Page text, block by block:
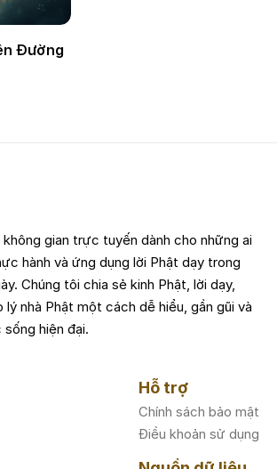
Đường
gian trực tuyến dành cho những ai
hành và ứng dụng lời Phật dạy trong
Chúng tôi chia sẻ kinh Phật, lời dạy,
lý nhà Phật một cách dễ hiểu, gần gũi và
hiện đại.
Hỗ trợ
Chính sách bảo mật
Điều khoản sử dụng